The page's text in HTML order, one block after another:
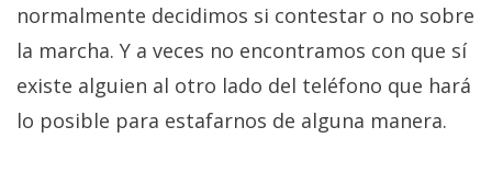
normalmente decidimos si contestar o no sobre
la marcha. Y a veces no encontramos con que sí
existe alguien al otro lado del teléfono que hará
lo posible para estafarnos de alguna manera.